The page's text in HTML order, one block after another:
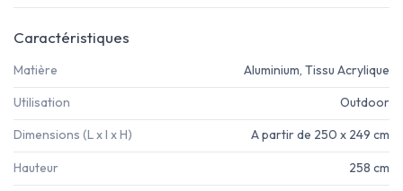
Caractéristiques
Matière Aluminium, Tissu Acrylique
Utilisation Outdoor
Dimensions (L x l x H) A partir de 250 x 249 cm
Hauteur 258 cm